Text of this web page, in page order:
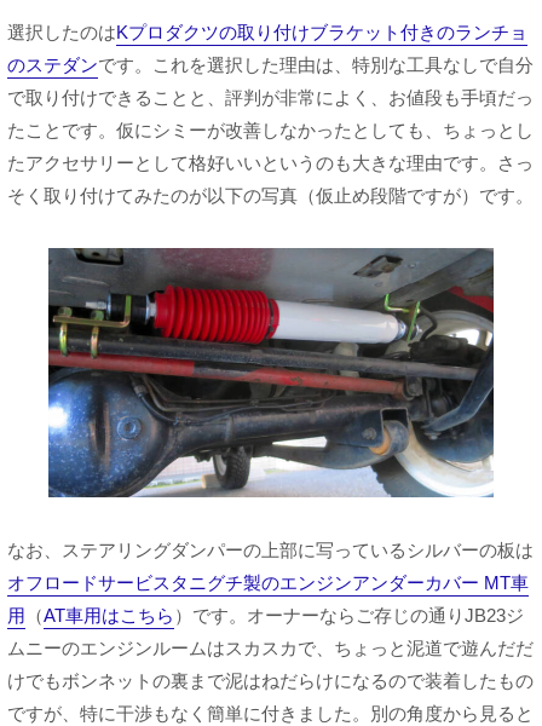
選択したのはKプロダクツの取り付けブラケット付きのランチョ
のステダンです。これを選択した理由は、特別な工具なしで自分
で取り付けできることと、評判が非常によく、お値段も手頃だっ
たことです。仮にシミーが改善しなかったとしても、ちょっとし
たアクセサリーとして格好いいというのも大きな理由です。さっ
そく取り付けてみたのが以下の写真（仮止め段階ですが）です。
なお、ステアリングダンパーの上部に写っているシルバーの板は
オフロードサービスタニグチ製のエンジンアンダーカバー MT車
用 （AT車用はこちら ）です。オーナーならご存じの通りJB23ジ
ムニーのエンジンルームはスカスカで、ちょっと泥道で遊んだだ
けでもボンネットの裏まで泥はねだらけになるので装着したもの
ですが、特に干渉もなく簡単に付きました。別の角度から見ると